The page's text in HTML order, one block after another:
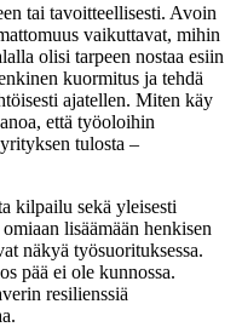
tai tavoitteellisesti. Avoin
vaikuttavat, mihin
olisi tarpeen nostaa esiin
kuormitus ja tehdä
ajatellen. Miten käy
että työoloihin
tulosta –
kilpailu sekä yleisesti
lisäämään henkisen
näkyä työsuorituksessa.
pää ei ole kunnossa.
resilienssiä